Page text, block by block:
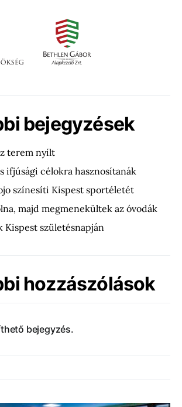
bejegyzések
terem nyílt
ifjúsági célokra hasznosítanák
színesíti Kispest sportéletét
majd megmenekültek az óvodák
Kispest születésnapján
hozzászólások
bejegyzés.